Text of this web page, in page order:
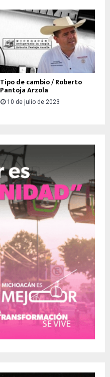
Tipo de cambio / Roberto
Pantoja Arzola
10 de julio de 2023